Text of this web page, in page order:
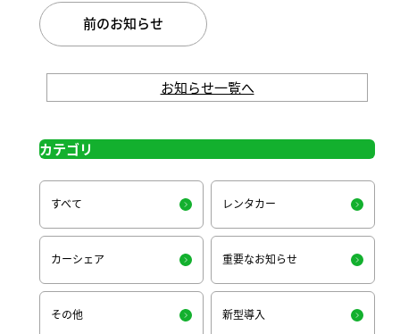
前のお知らせ
お知らせ一覧へ
カテゴリ
すべて レンタカー
カーシェア 重要なお知らせ
その他 新型導入